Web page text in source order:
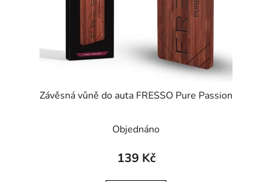
Závěsná vůně do auta FRESSO Pure Passion
Objednáno
139 Kč